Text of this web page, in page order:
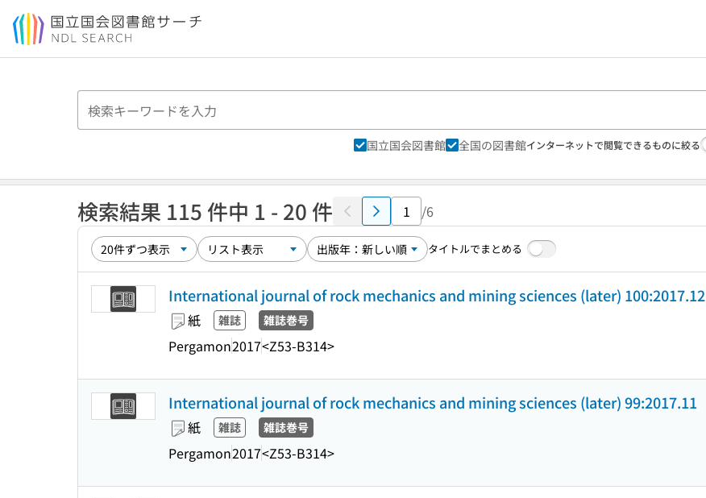
本文へ移動
国立国会図書館 全国の図書館インターネットで閲覧できるものに絞る
検索結果 115 件中 1 - 20 件 /6
タイトルでまとめる
International journal of rock mechanics and mining sciences (later) 100:2017.12
紙 雑誌 雑誌巻号
Pergamon2017<Z53-B314>
International journal of rock mechanics and mining sciences (later) 99:2017.11
紙 雑誌 雑誌巻号
Pergamon2017<Z53-B314>